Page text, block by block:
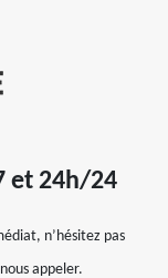
et 24h/24
n’hésitez pas
appeler.